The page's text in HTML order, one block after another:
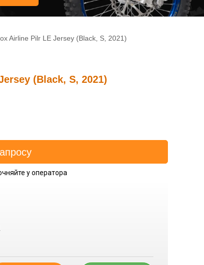
Airline Pilr LE Jersey (Black, S, 2021)
(Black, S, 2021)
у оператора